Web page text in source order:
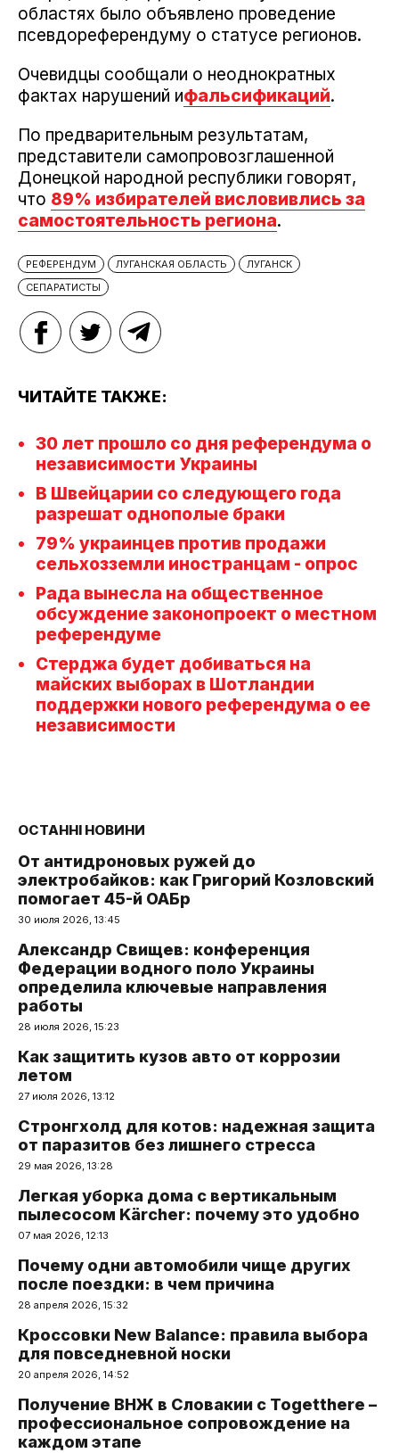
областях было объявлено проведение
псевдореферендуму о статусе регионов.
Очевидцы сообщали о неоднократных
фактах нарушений ифальсификаций.
По предварительным результатам,
представители самопровозглашенной
Донецкой народной республики говорят,
что 89% избирателей висловивлись за
самостоятельность региона.
РЕФЕРЕНДУМ ЛУГАНСКАЯ ОБЛАСТЬ
ЛУГАНСК
СЕПАРАТИСТЫ
ЧИТАЙТЕ ТАКЖЕ:
30 лет прошло со дня референдума о
независимости Украины
В Швейцарии со следующего года
разрешат однополые браки
79% украинцев против продажи
сельхозземли иностранцам - опрос
Рада вынесла на общественное
обсуждение законопроект о местном
референдуме
Стерджа будет добиваться на
майских выборах в Шотландии
поддержки нового референдума о ее
независимости
ОСТАННІ НОВИНИ
От антидроновых ружей до
электробайков: как Григорий Козловский
помогает 45-й ОАБр
30 июля 2026, 13:45
Александр Свищев: конференция
Федерации водного поло Украины
определила ключевые направления
работы
28 июля 2026, 15:23
Как защитить кузов авто от коррозии
летом
27 июля 2026, 13:12
Стронгхолд для котов: надежная защита
от паразитов без лишнего стресса
29 мая 2026, 13:28
Легкая уборка дома с вертикальным
пылесосом Kärcher: почему это удобно
07 мая 2026, 12:13
Почему одни автомобили чище других
после поездки: в чем причина
28 апреля 2026, 15:32
Кроссовки New Balance: правила выбора
для повседневной носки
20 апреля 2026, 14:52
Получение ВНЖ в Словакии с Togetthere –
профессиональное сопровождение на
каждом этапе